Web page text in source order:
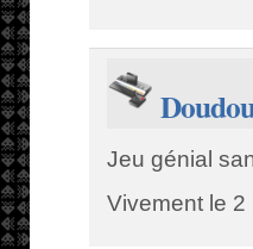
Jeu génial
Vivement le 2